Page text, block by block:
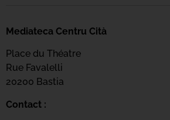
Mediateca Centru Cità
Place du Théatre
Rue Favalelli
20200 Bastia
Contact :